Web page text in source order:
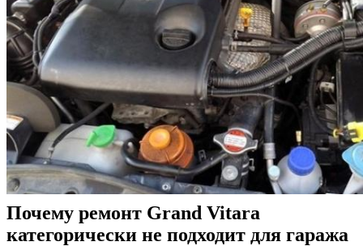
Почему ремонт Grand Vitara
категорически не подходит для гаража